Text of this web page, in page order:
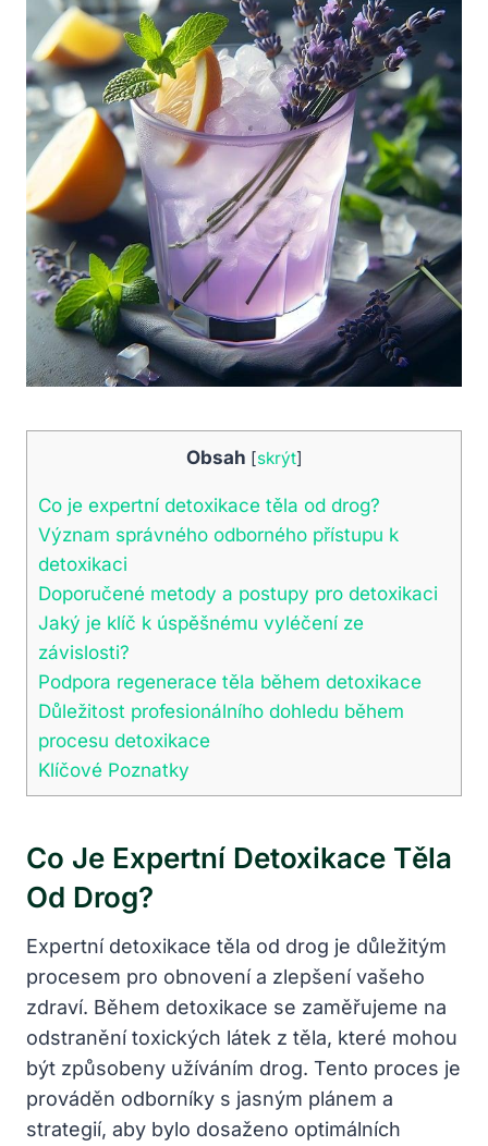
Obsah [skrýt]
Co je expertní detoxikace těla od drog?
Význam správného odborného přístupu k
detoxikaci
Doporučené metody a postupy pro detoxikaci
Jaký je klíč k úspěšnému vyléčení ze
závislosti?
Podpora regenerace těla během detoxikace
Důležitost profesionálního dohledu během
procesu detoxikace
Klíčové Poznatky
Co Je Expertní Detoxikace Těla
Od Drog?
Expertní detoxikace těla od drog je důležitým
procesem pro obnovení a zlepšení vašeho
zdraví. Během detoxikace se zaměřujeme na
odstranění toxických látek z těla, které mohou
být způsobeny užíváním drog. Tento proces je
prováděn odborníky s jasným plánem a
strategií, aby bylo dosaženo optimálních